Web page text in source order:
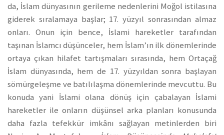
da, İslam dünyasının gerileme nedenlerini Moğol istilasına
giderek sıralamaya başlar; 17. yüzyıl sonrasından almaz
onları. Onun için bence, İslami hareketler tarafından
taşınan İslamcı düşünceler, hem İslam’ın ilk dönemlerinde
ortaya çıkan hilafet tartışmaları sırasında, hem Ortaçağ
İslam dünyasında, hem de 17. yüzyıldan sonra başlayan
sömürgeleşme ve batılılaşma dönemlerinde mevcuttu. Bu
konuda yani İslami olana dönüş için çabalayan İslami
hareketler ile onların düşünsel arka planları konusunda
daha fazla tefekkür imkânı sağlayan metinlerden biri